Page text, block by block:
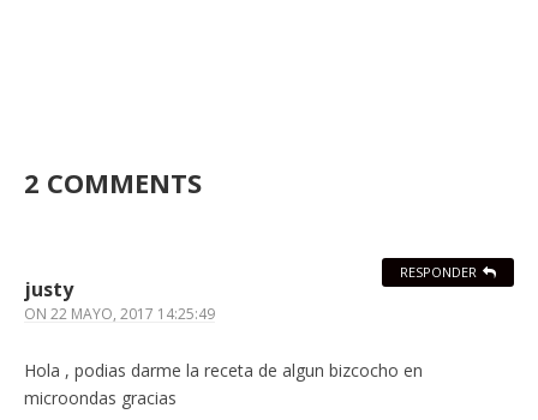
2 COMMENTS
justy
ON 22 MAYO, 2017 14:25:49
Hola , podias darme la receta de algun bizcocho en
microondas gracias
RESPONDER